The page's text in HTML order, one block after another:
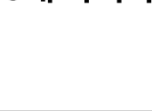
동 물길공원서 헤엄친 구